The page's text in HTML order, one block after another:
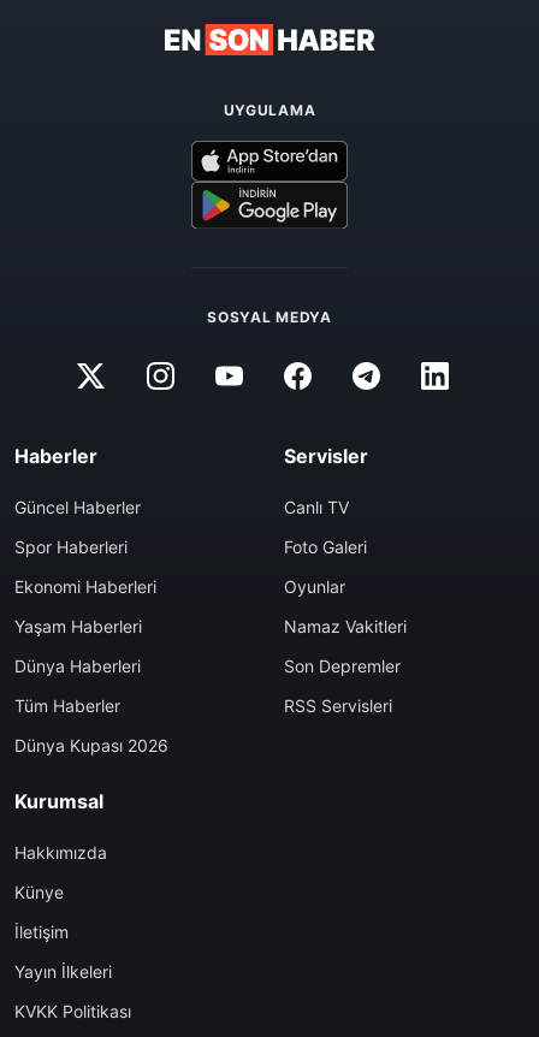
UYGULAMA
SOSYAL MEDYA
Haberler
Güncel Haberler
Spor Haberleri
Ekonomi Haberleri
Yaşam Haberleri
Dünya Haberleri
Tüm Haberler
Dünya Kupası 2026
Servisler
Canlı TV
Foto Galeri
Oyunlar
Namaz Vakitleri
Son Depremler
RSS Servisleri
Kurumsal
Hakkımızda
Künye
İletişim
Yayın İlkeleri
KVKK Politikası